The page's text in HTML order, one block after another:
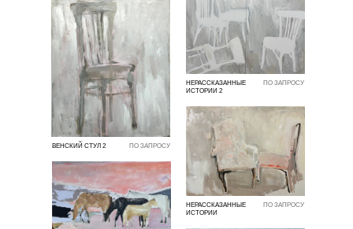
ПО ЗАПРОСУ
ПО ЗАПРОСУ
ПО ЗАПРОСУ
ВЕНСКИЙ СТУЛ 2
НЕРАССКАЗАННЫЕ
ИСТОРИИ
НЕРАССКАЗАННЫЕ
ИСТОРИИ 2